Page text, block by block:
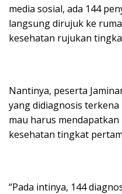
media sosial, ada 144
langsung dirujuk ke
kesehatan rujukan
Nantinya, peserta
yang didiagnosis
mau harus
kesehatan tingkat
“Pada intinya, 144